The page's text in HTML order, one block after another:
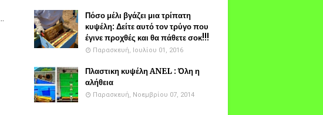
Πόσο μέλι βγάζει μια τρίπατη
κυψέλη: Δείτε αυτό τον τρύγο που
έγινε προχθές και θα πάθετε σοκ!!!
Παρασκευή, Ιουλίου 01, 2016
Πλαστικη κυψέλη ANEL : Όλη η
αλήθεια
Παρασκευή, Νοεμβρίου 07, 2014